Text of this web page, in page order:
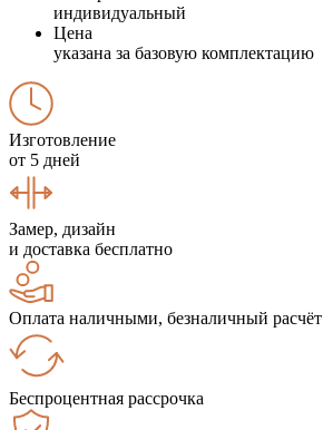
индивидуальный
Цена
указана за базовую комплектацию
Изготовление
от 5 дней
Замер, дизайн
и доставка бесплатно
Оплата наличными, безналичный расчёт
Беспроцентная рассрочка